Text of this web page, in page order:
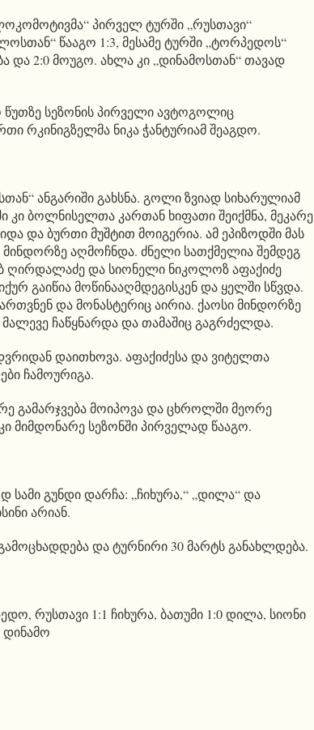
პირველ ტურში „რუსთავი“
წააგო 1:3, მესამე ტურში „ტორპედოს“
და 2:0 მოუგო. ახლა კი „დინამოსთან“ თავად
სეზონის პირველი ავტოგოლიც
რკინიგზელმა ნიკა ჭანტურიამ შეაგდო.
ანგარიში გახსნა. გოლი ზვიად სიხარულიამ
კი ბოლნისელთა კართან ხიფათი შეიქმნა, მეკარე
და ბურთი მუშტით მოიგერია. ამ ეპიზოდში მას
მინდორზე აღმოჩნდა. ძნელი სათქმელია შემდეგ
ღირდალაძე და სიონელი ნიკოლოზ აფაქიძე
გაიწია მოწინააღმდეგისკენ და ყელში სწვდა.
და მონასტერიც აირია. ქაოსი მინდორზე
ჩაწყნარდა და თამაშიც გაგრძელდა.
დაითხოვა. აფაქიძესა და ვიტელთა
ჩამოურიგა.
გამარჯვება მოიპოვა და ცხროლში მეორე
მიმდონარე სეზონში პირველად წააგო.
გუნდი დარჩა: „ჩიხურა,“ „დილა“ და
არიან.
და ტურნირი 30 მარტს განახლდება.
რუსთავი 1:1 ჩიხურა, ბათუმი 1:0 დილა, სიონი
დინამო